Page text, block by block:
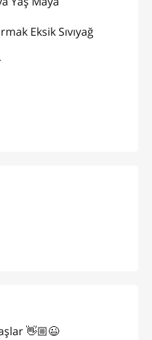
Eksik Sıvıyağ
👋🏼😉